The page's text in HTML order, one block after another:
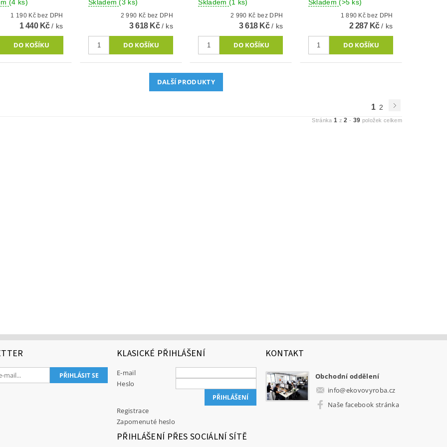
(4 ks)
1 190 Kč bez DPH
1 440 Kč/ ks
Skladem(3 ks)
2 990 Kč bez DPH
3 618 Kč/ ks
Skladem (1 ks)
2 990 Kč bez DPH
3 618 Kč/ ks
Skladem(>5 ks)
1 890 Kč bez DPH
2 287 Kč/ ks
DALŠÍ PRODUKTY
1 2
Stránka1 z2 - 39 položek celkem
KLASICKÉ PŘIHLÁŠENÍ
E-mail
Heslo
Registrace
Zapomenuté heslo
PŘIHLÁŠENÍ PŘES SOCIÁLNÍ SÍTĚ
KONTAKT
Obchodní oddělení
info@ekovovyroba.cz
Naše facebook stránka